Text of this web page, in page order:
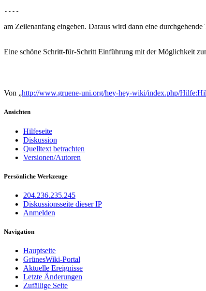
----
am Zeilenanfang eingeben. Daraus wird dann eine durchgehende
Eine schöne Schritt-für-Schritt Einführung mit der Möglichkeit
Von „http://www.gruene-uni.org/hey-hey-wiki/index.php/
Ansichten
Hilfeseite
Diskussion
Quelltext betrachten
Versionen/Autoren
Persönliche Werkzeuge
204.236.235.245
Diskussionsseite dieser IP
Anmelden
Navigation
Hauptseite
GrünesWiki-Portal
Aktuelle Ereignisse
Letzte Änderungen
Zufällige Seite